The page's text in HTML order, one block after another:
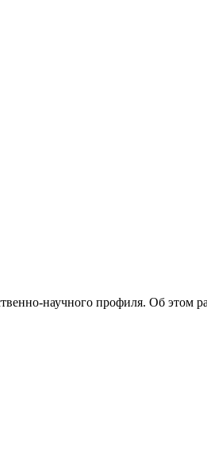
научного профиля. Об этом